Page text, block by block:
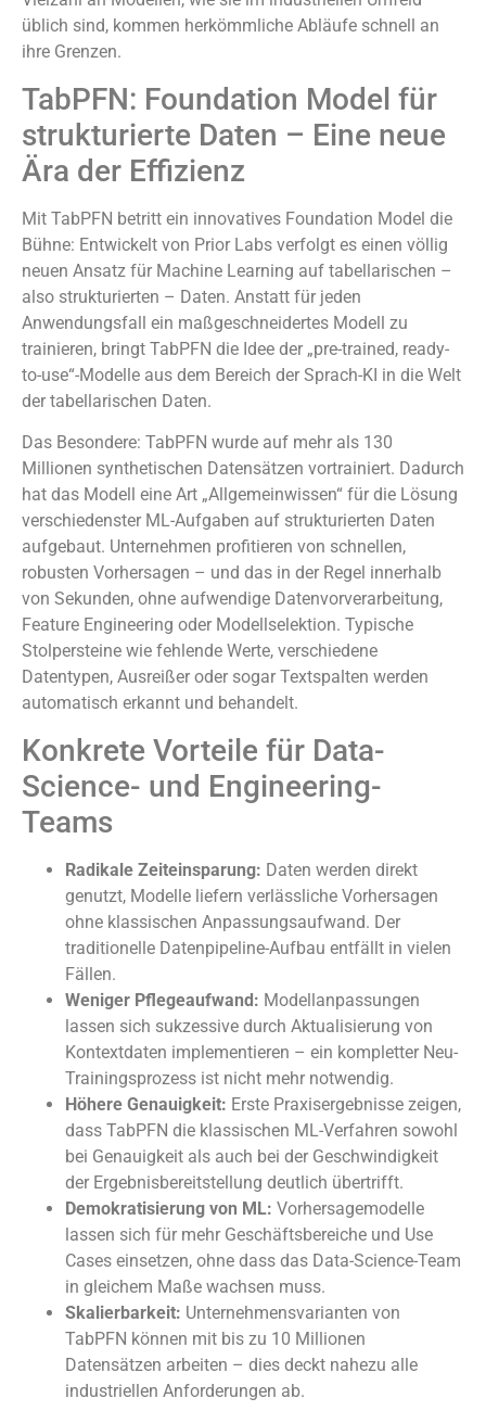
üblich sind, kommen herkömmliche Abläufe schnell an
ihre Grenzen.
TabPFN: Foundation Model für
strukturierte Daten – Eine neue
Ära der Effizienz
Mit TabPFN betritt ein innovatives Foundation Model die
Bühne: Entwickelt von Prior Labs verfolgt es einen völlig
neuen Ansatz für Machine Learning auf tabellarischen –
also strukturierten – Daten. Anstatt für jeden
Anwendungsfall ein maßgeschneidertes Modell zu
trainieren, bringt TabPFN die Idee der „pre-trained, ready-
to-use“-Modelle aus dem Bereich der Sprach-KI in die Welt
der tabellarischen Daten.
Das Besondere: TabPFN wurde auf mehr als 130
Millionen synthetischen Datensätzen vortrainiert. Dadurch
hat das Modell eine Art „Allgemeinwissen“ für die Lösung
verschiedenster ML-Aufgaben auf strukturierten Daten
aufgebaut. Unternehmen profitieren von schnellen,
robusten Vorhersagen – und das in der Regel innerhalb
von Sekunden, ohne aufwendige Datenvorverarbeitung,
Feature Engineering oder Modellselektion. Typische
Stolpersteine wie fehlende Werte, verschiedene
Datentypen, Ausreißer oder sogar Textspalten werden
automatisch erkannt und behandelt.
Konkrete Vorteile für Data-
Science- und Engineering-
Teams
Radikale Zeiteinsparung: Daten werden direkt
genutzt, Modelle liefern verlässliche Vorhersagen
ohne klassischen Anpassungsaufwand. Der
traditionelle Datenpipeline-Aufbau entfällt in vielen
Fällen.
Weniger Pflegeaufwand: Modellanpassungen
lassen sich sukzessive durch Aktualisierung von
Kontextdaten implementieren – ein kompletter Neu-
Trainingsprozess ist nicht mehr notwendig.
Höhere Genauigkeit: Erste Praxisergebnisse zeigen,
dass TabPFN die klassischen ML-Verfahren sowohl
bei Genauigkeit als auch bei der Geschwindigkeit
der Ergebnisbereitstellung deutlich übertrifft.
Demokratisierung von ML: Vorhersagemodelle
lassen sich für mehr Geschäftsbereiche und Use
Cases einsetzen, ohne dass das Data-Science-Team
in gleichem Maße wachsen muss.
Skalierbarkeit: Unternehmensvarianten von
TabPFN können mit bis zu 10 Millionen
Datensätzen arbeiten – dies deckt nahezu alle
industriellen Anforderungen ab.